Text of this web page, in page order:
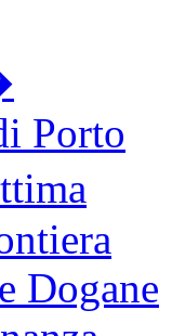
Porto
Dogane